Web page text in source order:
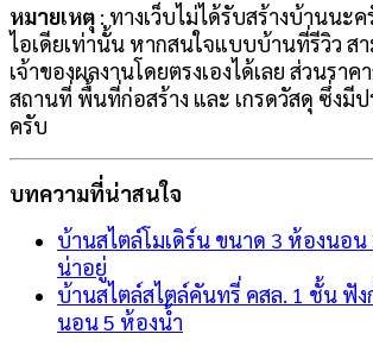
หมายเหตุ : ทางเว็บไม่ได้รับสร้างบ้านนะ
ไอเดียเท่านั้น หากสนใจแบบบ้านที่รีวิว ส
เจ้าของผลงานโดยตรงเองได้เลย ส่วนรา
สถานที่ พื้นที่ก่อสร้าง และ เกรดวัสดุ ซึ่งมี
ครับ
บทความที่น่าสนใจ
บ้านสไตล์โมเดิร์น ขนาด 3 ห้องนอ
น่าอยู่
บ้านสไตล์สไตล์คันทรี่ คสล. 1 ชั้น ฟั
นอน 5 ห้องน้ำ